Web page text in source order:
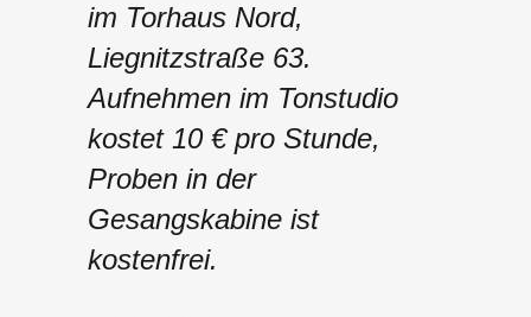
im Torhaus Nord,
Liegnitzstraße 63.
Aufnehmen im Tonstudio
kostet 10 € pro Stunde,
Proben in der
Gesangskabine ist
kostenfrei.